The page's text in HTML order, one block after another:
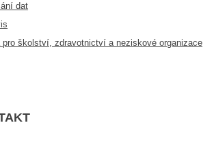
dat
školství, zdravotnictví a neziskové organizace